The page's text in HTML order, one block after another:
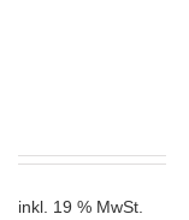
inkl. 19 % MwSt.